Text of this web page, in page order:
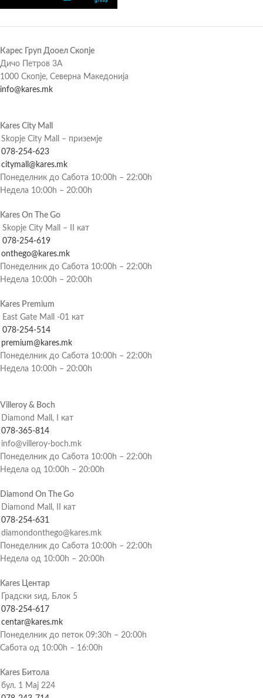
Карес Груп Дооел Скопје
Дичо Петров 3А
1000 Скопје, Северна Македонија
info@kares.mk
Kares City Mall
Skopje City Mall – приземје
078-254-623
citymall@kares.mk
Понеделник до Сабота 10:00h – 22:00h
Недела 10:00h – 20:00h
Kares On The Go
Skopje City Mall – II кат
078-254-619
onthego@kares.mk
Понеделник до Сабота 10:00h – 22:00h
Недела 10:00h – 20:00h
Kares Premium
East Gate Mall -01 кат
078-254-514
premium@kares.mk
Понеделник до Сабота 10:00h – 22:00h
Недела 10:00h – 20:00h
Villeroy & Boch
Diamond Mall, I кат
078-365-814
info@villeroy-boch.mk
Понеделник до Сабота 10:00h – 22:00h
Недела од 10:00h – 20:00h
Diamond On The Go
Diamond Mall, II кат
078-254-631
diamondonthego@kares.mk
Понеделник до Сабота 10:00h – 22:00h
Недела од 10:00h – 20:00h
Kares Центар
Градски ѕид, Блок 5
078-254-617
centar@kares.mk
Понеделник до петок 09:30h – 20:00h
Сабота од 10:00h – 16:00h
Kares Битола
бул. 1 Мај 224